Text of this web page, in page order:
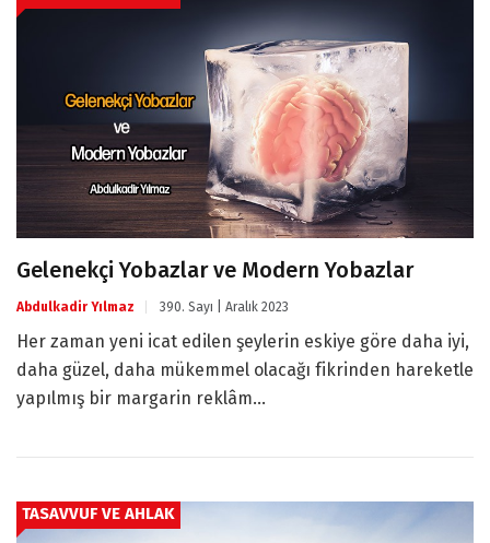
Gelenekçi Yobazlar ve Modern Yobazlar
Abdulkadir Yılmaz 390. Sayı | Aralık 2023
Her zaman yeni icat edilen şeylerin eskiye göre daha iyi,
daha güzel, daha mükemmel olacağı fikrinden hareketle
yapılmış bir margarin reklâm...
TASAVVUF VE AHLAK